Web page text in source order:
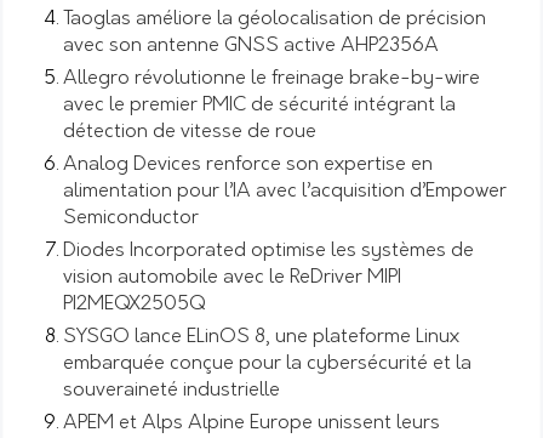
Taoglas améliore la géolocalisation de précision
avec son antenne GNSS active AHP2356A
Allegro révolutionne le freinage brake-by-wire
avec le premier PMIC de sécurité intégrant la
détection de vitesse de roue
Analog Devices renforce son expertise en
alimentation pour l’IA avec l’acquisition d’Empower
Semiconductor
Diodes Incorporated optimise les systèmes de
vision automobile avec le ReDriver MIPI
PI2MEQX2505Q
SYSGO lance ELinOS 8, une plateforme Linux
embarquée conçue pour la cybersécurité et la
souveraineté industrielle
APEM et Alps Alpine Europe unissent leurs